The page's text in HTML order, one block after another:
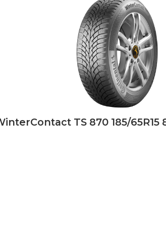
TS 870 185/65R15